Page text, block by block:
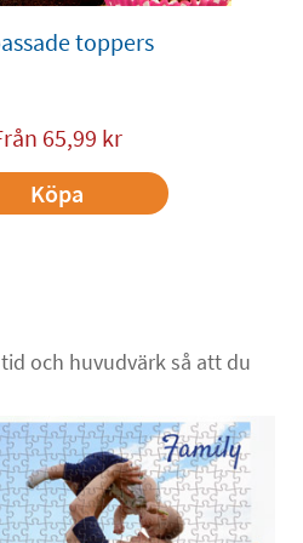
toppers
65,99 kr
Köpa
och huvudvärk så att du